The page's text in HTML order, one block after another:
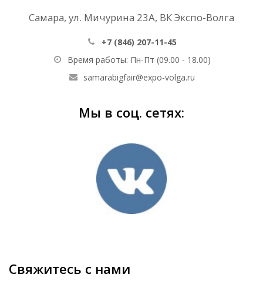
Самара, ул. Мичурина 23А, ВК Экспо-Волга
+7 (846) 207-11-45
Время работы: Пн-Пт (09.00 - 18.00)
samarabigfair@expo-volga.ru
Мы в соц. сетях:
Свяжитесь с нами